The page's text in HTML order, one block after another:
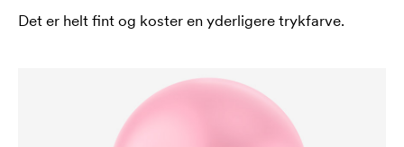
Det er helt fint og koster en yderligere trykfarve.